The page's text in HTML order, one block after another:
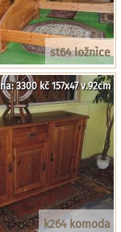
st64 ložnice
k264 komoda
3300 kč 157x47 v.92cm